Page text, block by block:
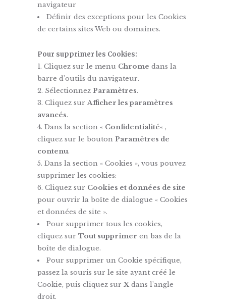
navigateur
Définir des exceptions pour les Cookies
de certains sites Web ou domaines.
Pour supprimer les Cookies:
Cliquez sur le menu Chrome dans la
barre d’outils du navigateur.
Sélectionnez Paramètres.
Cliquez surAfficher les paramètres
avancés.
Dans la section « Confidentialité« ,
cliquez sur le bouton Paramètres de
contenu.
Dans la section « Cookies », vous pouvez
supprimer les cookies:
Cliquez sur Cookies et données de site
pour ouvrir la boîte de dialogue « Cookies
et données de site ».
Pour supprimer tous les cookies,
cliquez sur Tout supprimer en bas de la
boîte de dialogue.
Pour supprimer un Cookie spécifique,
passez la souris sur le site ayant créé le
Cookie, puis cliquez sur X dans l’angle
droit.